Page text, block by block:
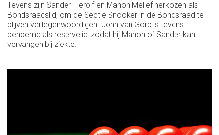
Tevens zijn Sander Tierolf en Manon Melief herkozen als
Bondsraadslid, om de Sectie Snooker in de Bondsraad te
blijven vertegenwoordigen. John van Gorp is tevens
benoemd als reservelid, zodat hij Manon of Sander kan
vervangen bij ziekte.